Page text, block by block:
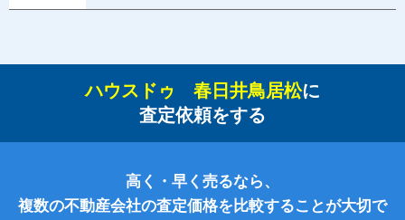
ハウスドゥ 春日井鳥居松に
査定依頼をする
高く・早く売るなら、
複数の不動産会社の査定価格を比較することが大切で